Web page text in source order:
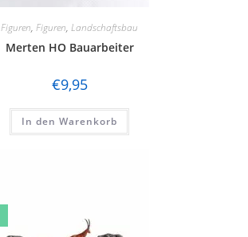
Figuren, Figuren, Landschaftsbau
Merten HO Bauarbeiter
€9,95
In den Warenkorb